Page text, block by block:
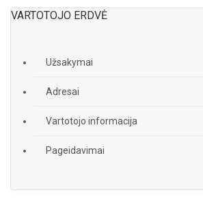
VARTOTOJO ERDVĖ
Užsakymai
Adresai
Vartotojo informacija
Pageidavimai